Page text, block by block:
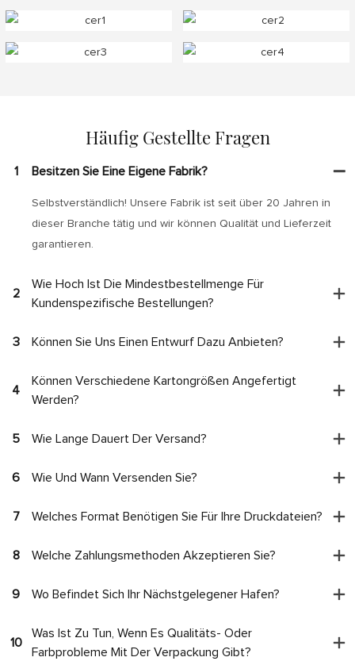
Häufig Gestellte Fragen
1 Besitzen Sie Eine Eigene Fabrik?
Selbstverständlich! Unsere Fabrik ist seit über 20 Jahren in
dieser Branche tätig und wir können Qualität und Lieferzeit
garantieren.
2
Wie Hoch Ist Die Mindestbestellmenge Für
Kundenspezifische Bestellungen?
3 Können Sie Uns Einen Entwurf Dazu Anbieten?
4
Können Verschiedene Kartongrößen Angefertigt
Werden?
5 Wie Lange Dauert Der Versand?
6 Wie Und Wann Versenden Sie?
7 Welches Format Benötigen Sie Für Ihre Druckdateien?
8 Welche Zahlungsmethoden Akzeptieren Sie?
9 Wo Befindet Sich Ihr Nächstgelegener Hafen?
10
Was Ist Zu Tun, Wenn Es Qualitäts- Oder
Farbprobleme Mit Der Verpackung Gibt?